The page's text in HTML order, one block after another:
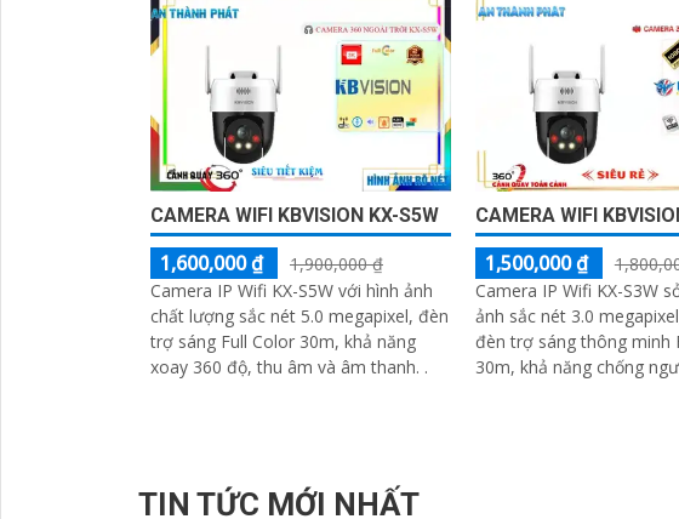
CAMERA WIFI KBVISION KX-S5W
1,600,000 ₫
1,900,000 ₫
Camera IP Wifi KX-S5W với hình ảnh
chất lượng sắc nét 5.0 megapixel, đèn
trợ sáng Full Color 30m, khả năng
xoay 360 độ, thu âm và âm thanh. .
CAMERA WIFI
1,500,000 ₫
Camera IP Wifi KX-S3W
ảnh sắc nét 3.0
đèn trợ sáng thông minh
30m, khả năng chống
TIN TỨC MỚI NHẤT